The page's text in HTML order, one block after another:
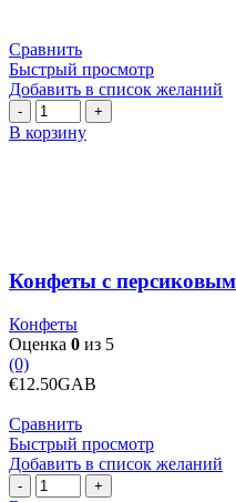
Сравнить
Быстрый просмотр
Добавить в список желаний
Количество
товара
Конфеты
В корзину
Конфеты с
Конфеты
Оценка 0 из 5
(0)
€12.50GAB
Сравнить
Быстрый просмотр
Добавить в список желаний
Количество